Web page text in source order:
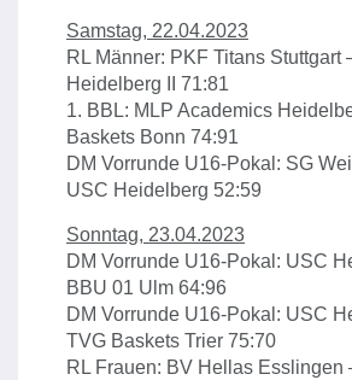
Samstag, 22.04.2023
RL Männer: PKF Titans Stuttgart
Heidelberg II 71:81
1. BBL: MLP Academics
Baskets Bonn 74:91
DM Vorrunde U16-Pokal: SG
USC Heidelberg 52:59
Sonntag, 23.04.2023
DM Vorrunde U16-Pokal: USC
BBU 01 Ulm 64:96
DM Vorrunde U16-Pokal: USC
TVG Baskets Trier 75:70
RL Frauen: BV Hellas Esslingen